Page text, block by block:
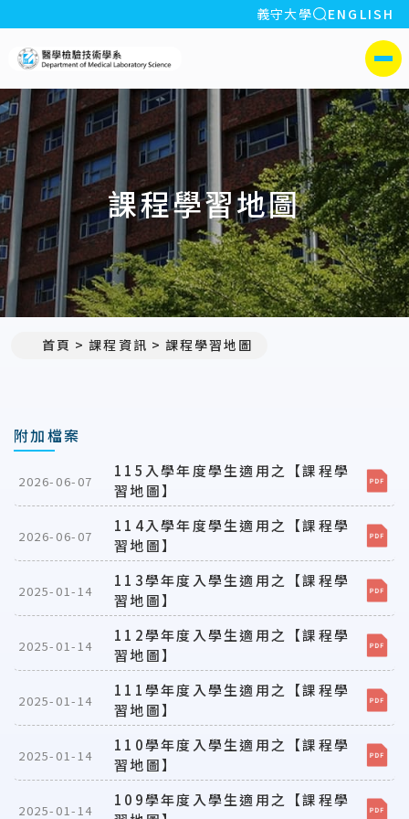
:::
義守大學 全站搜索
ENGLISH
側選單
課程學習地圖
首頁 課程資訊 課程學習地圖
附加檔案
2026-06-07
115入學年度學生適用之【課程學
習地圖】
2026-06-07
114入學年度學生適用之【課程學
習地圖】
2025-01-14
113學年度入學生適用之【課程學
習地圖】
2025-01-14
112學年度入學生適用之【課程學
習地圖】
2025-01-14
111學年度入學生適用之【課程學
習地圖】
2025-01-14
110學年度入學生適用之【課程學
習地圖】
2025-01-14
109學年度入學生適用之【課程學